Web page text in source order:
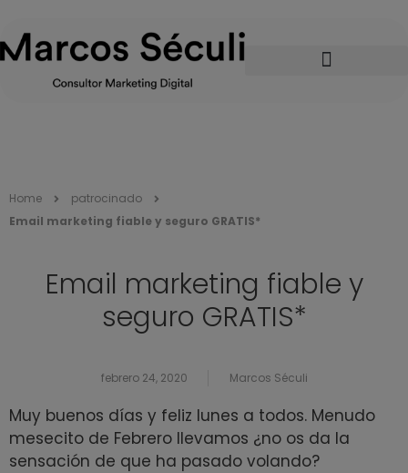
Home
patrocinado
Email marketing fiable y seguro GRATIS*
Email marketing fiable y
seguro GRATIS*
febrero 24, 2020 Marcos Séculi
Muy buenos días y feliz lunes a todos. Menudo
mesecito de Febrero llevamos ¿no os da la
sensación de que ha pasado volando?